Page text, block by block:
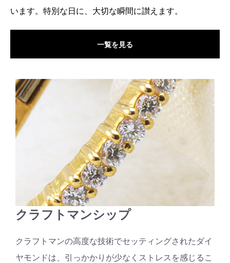
います。特別な日に、大切な瞬間に讃えます。
一覧を見る
クラフトマンシップ
クラフトマンの高度な技術でセッティングされたダイ
ヤモンドは、引っかかりが少なくストレスを感じるこ